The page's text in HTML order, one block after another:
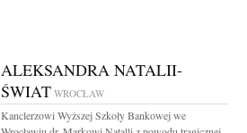
ALEKSANDRA NATALII-
ŚWIAT WROCŁAW
Kanclerzowi Wyższej Szkoły Bankowej we